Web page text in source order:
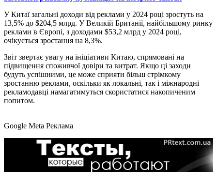
У Китаї загальні доходи від реклами у 2024 році зростуть на
13,5% до $204,5 млрд. У Великій Британії, найбільшому ринку
реклами в Європі, з доходами $53,2 млрд у 2024 році,
очікується зростання на 8,3%.
Звіт звертає увагу на ініціативи Китаю, спрямовані на
підвищення споживчої довіри та витрат. Якщо ці заходи
будуть успішними, це може сприяти більш стрімкому
зростанню реклами, оскільки як локальні, так і міжнародні
рекламодавці намагатимуться скористатися накопиченим
попитом.
Google Meta Реклама